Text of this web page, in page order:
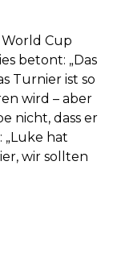
Cup
betont: „Das
Turnier ist so
wird – aber
nicht, dass er
„Luke hat
wir sollten